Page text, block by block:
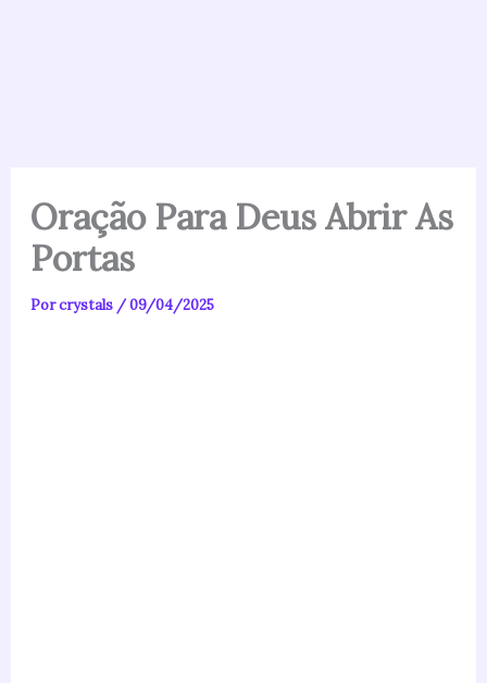
Oração Para Deus Abrir As
Portas
Porcrystals /09/04/2025